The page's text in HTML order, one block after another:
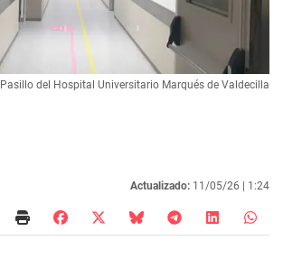
Pasillo del Hospital Universitario Marqués de Valdecilla
Actualizado: 11/05/26 | 1:24